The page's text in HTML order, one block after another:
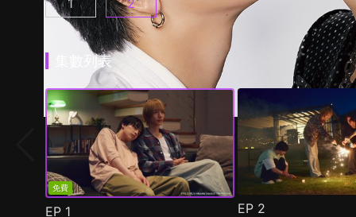
25時，赤坂見 第1集
1 25時，赤坂見 第2季 第1集
2
集數列表
免費
EP 1 EP 2